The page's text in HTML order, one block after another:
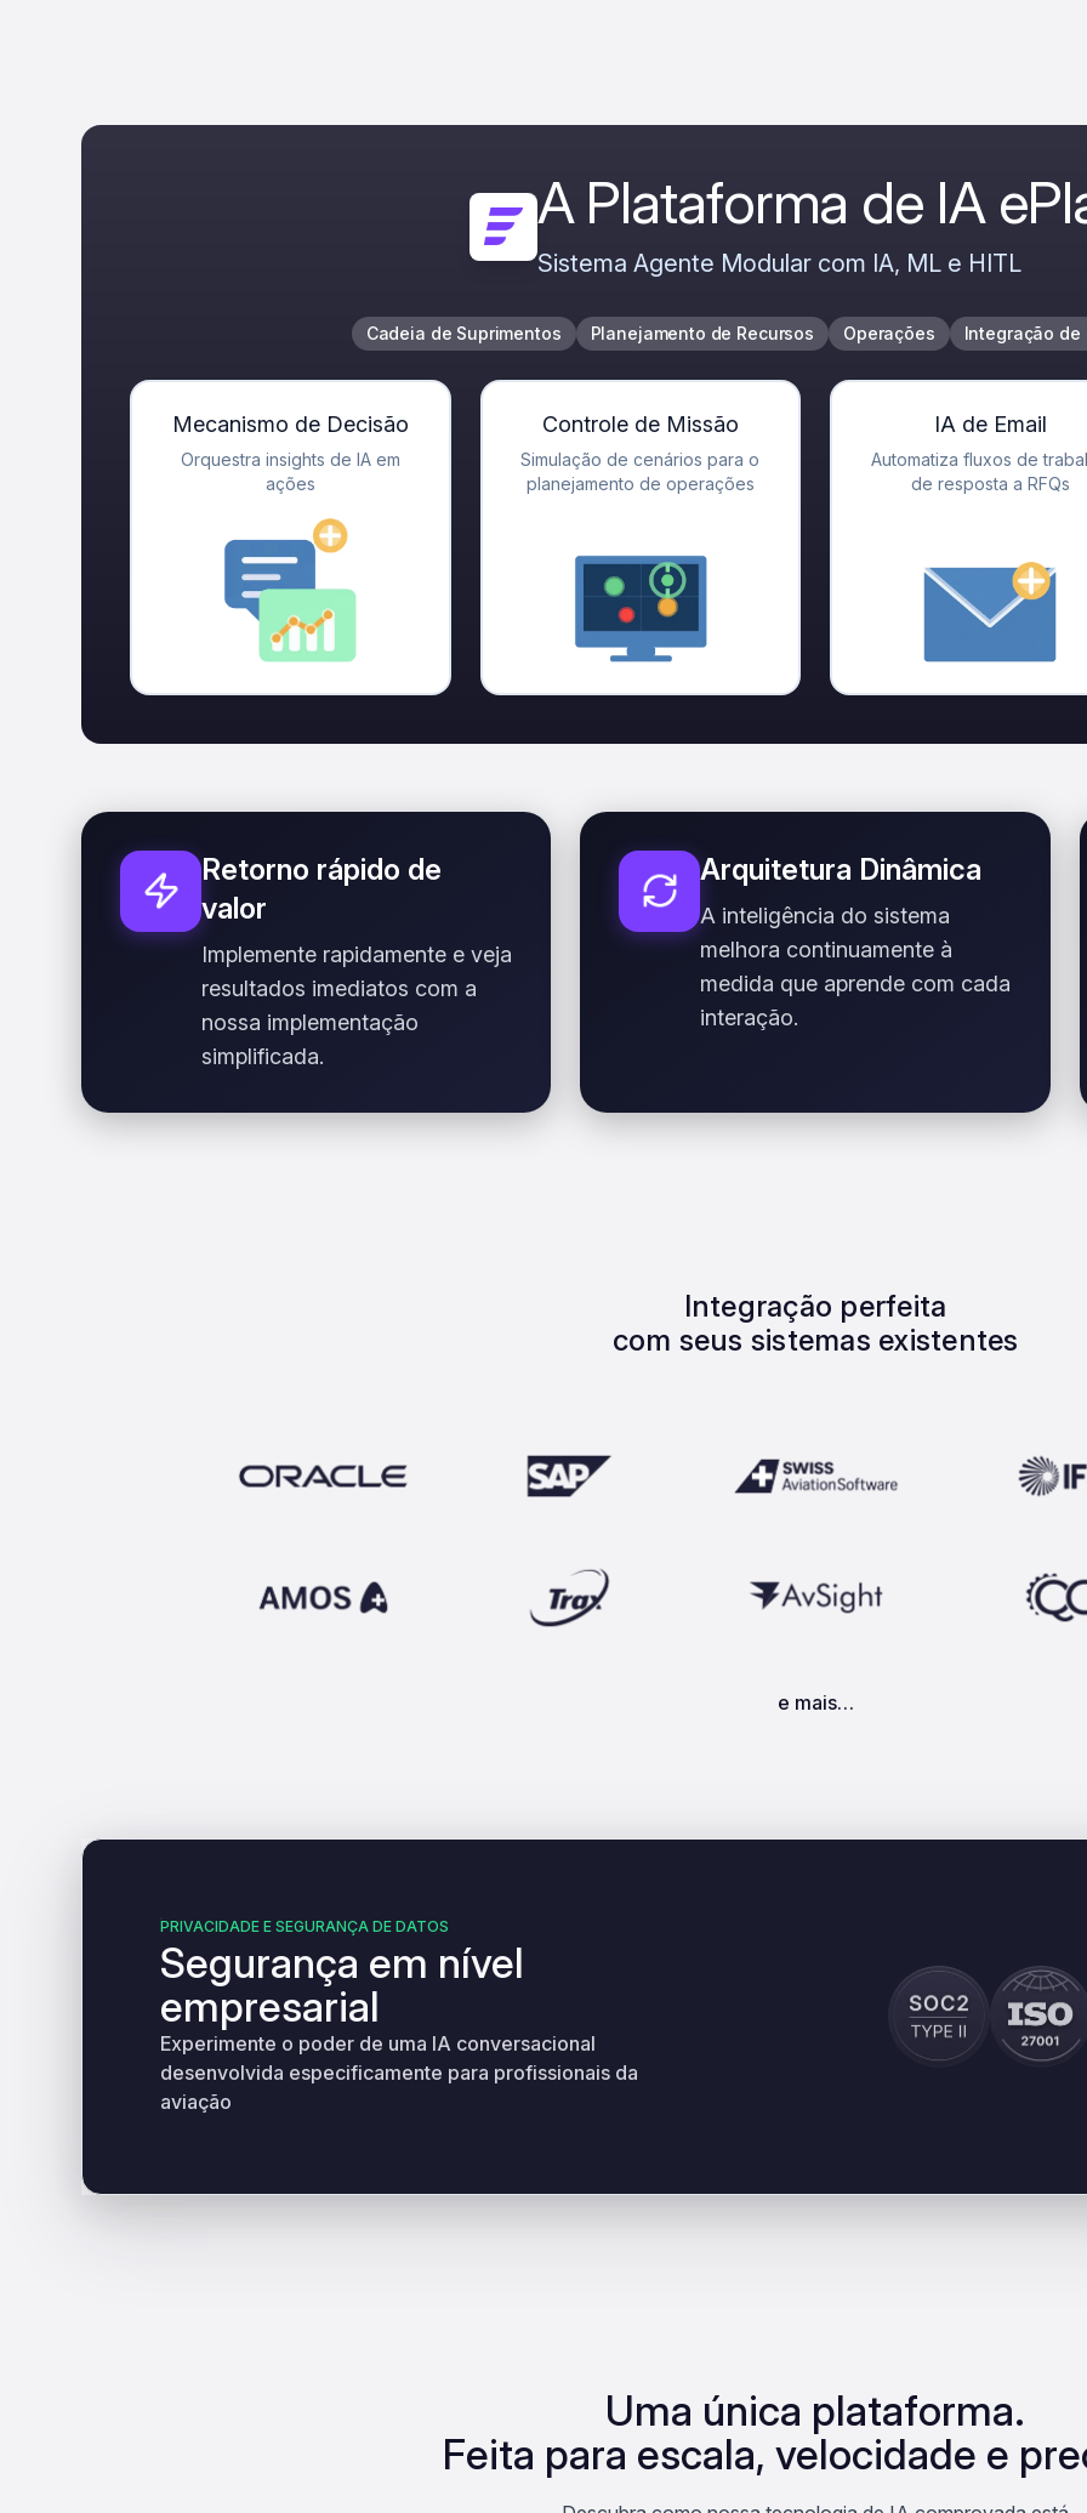
A Plataforma de IA
Sistema Agente Modular com IA, ML e HITL
Cadeia de Suprimentos Planejamento de Recursos Operações Integração de
Mecanismo de Decisão
Orquestra insights de IA em
ações
Controle de Missão
Simulação de cenários para o
planejamento de operações
IA de Email
Automatiza fluxos de
de resposta a RFQs
Retorno rápido de
valor
Implemente rapidamente e veja
resultados imediatos com a
nossa implementação
simplificada.
Arquitetura Dinâmica
A inteligência do sistema
melhora continuamente à
medida que aprende com cada
interação.
Integração perfeita
com seus sistemas existentes
e mais…
PRIVACIDADE E SEGURANÇA DE DATOS
Segurança em nível
empresarial
Experimente o poder de uma IA conversacional
desenvolvida especificamente para profissionais da
aviação
Uma única plataforma.
Feita para escala, velocidade e